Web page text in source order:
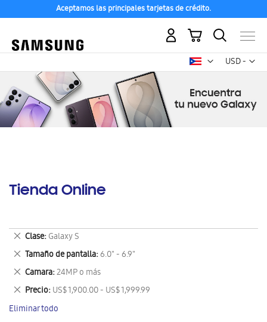
Aceptamos las principales tarjetas de crédito.
USD -
dólar
Mi carrito
Tienda Online
Clase Galaxy S
Eliminar
este
artículo
Tamaño de pantalla 6.0" - 6.9"
Eliminar
este
artículo
Camara 24MP o más
Eliminar
este
artículo
Precio US$ 1,900.00 - US$ 1,999.99
Eliminar
este
artículo
Eliminar todo